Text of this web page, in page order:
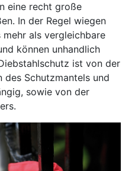
eine recht große
In der Regel wiegen
als vergleichbare
können unhandlich
ist von der
des Schutzmantels und
sowie von der